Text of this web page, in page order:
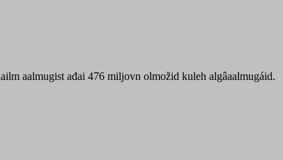
aalmugist ađai 476 miljovn olmožid kuleh algâaalmugáid.